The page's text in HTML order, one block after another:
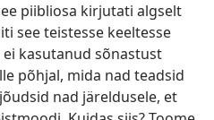
piibliosa kirjutati algselt
see teistesse keeltesse
kasutanud sõnastust
põhjal, mida nad teadsid
nad järeldusele, et